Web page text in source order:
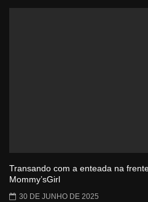
Transando com a enteada na
Mommy’sGirl
30 DE JUNHO DE 2025